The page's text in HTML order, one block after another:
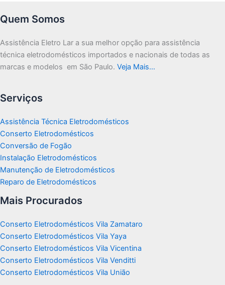
Quem Somos
Assistência Eletro Lar a sua melhor opção para assistência
técnica eletrodomésticos importados e nacionais de todas as
marcas e modelos em São Paulo. Veja Mais…
Serviços
Assistência Técnica Eletrodomésticos
Conserto Eletrodomésticos
Conversão de Fogão
Instalação Eletrodomésticos
Manutenção de Eletrodomésticos
Reparo de Eletrodomésticos
Mais Procurados
Conserto Eletrodomésticos Vila Zamataro
Conserto Eletrodomésticos Vila Yaya
Conserto Eletrodomésticos Vila Vicentina
Conserto Eletrodomésticos Vila Venditti
Conserto Eletrodomésticos Vila União